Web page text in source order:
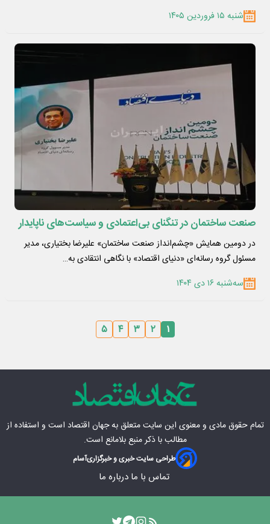
شنبه ۱۵ فروردین ۱۴۰۵
صنعت ساختمان در تنگنای بی‌اعتمادی و سیاست‌های ناپایدار
در دومین همایش «چشم‌انداز صنعت ساختمان» علیرضا بختیاری، مدیر
مسئول گروه رسانه‌ای «دنیای اقتصاد» با نگاهی انتقادی به…
سه‌شنبه ۱۶ دی ۱۴۰۴
۱ ۲ ۳ ۴ ۵
تمام حقوق مادی‌ و معنوی این سایت متعلق بهجهان اقتصاد است و استفاده از
مطالب با ذکر منبع بلامانع است.
طراحی سایت خبری و خبرگزاریآسام
تماس با ما درباره ما